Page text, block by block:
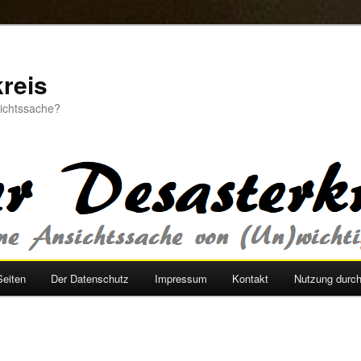
Der Datenschutz Impressum Kontakt Nutzung